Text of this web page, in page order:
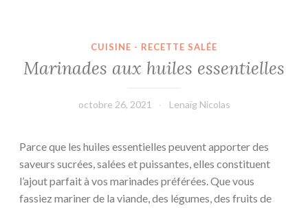
CUISINE - RECETTE SALÉE
Marinades aux huiles essentielles
octobre 26, 2021 Lenaïg Nicolas
Parce que les huiles essentielles peuvent apporter des
saveurs sucrées, salées et puissantes, elles constituent
l’ajout parfait à vos marinades préférées. Que vous
fassiez mariner de la viande, des légumes, des fruits de